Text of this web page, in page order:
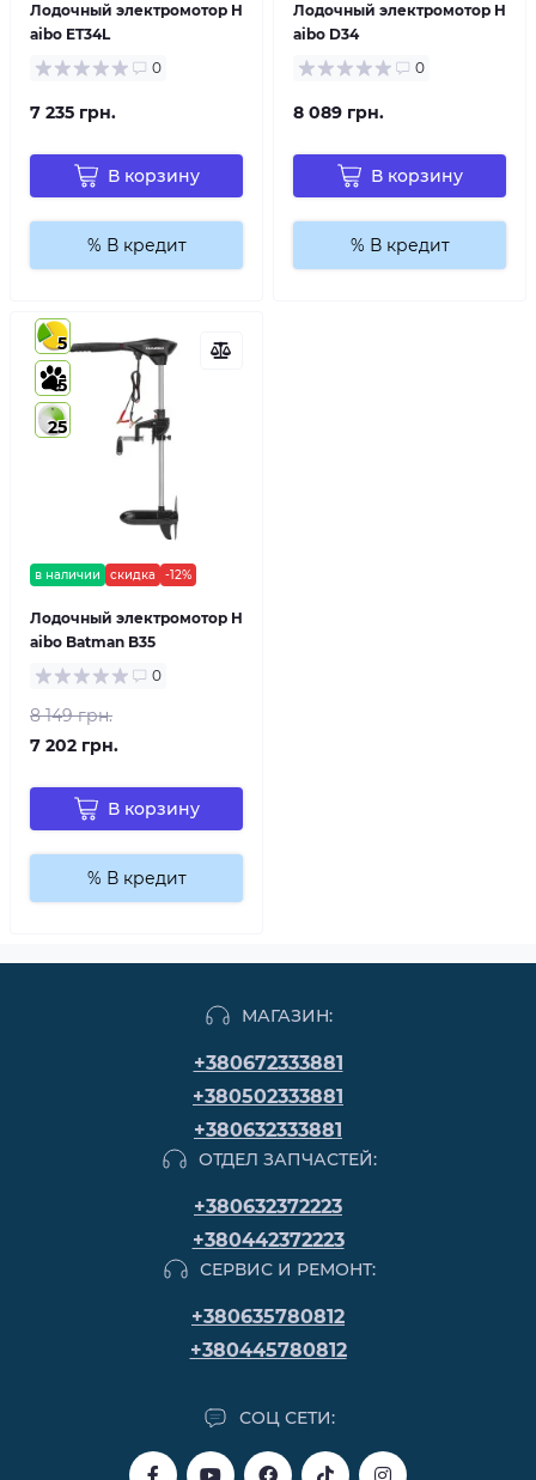
Лодочный электромотор H
aibo ET34L
0
7 235 грн.
В корзину
% В кредит
Лодочный электромотор H
aibo D34
0
8 089 грн.
В корзину
% В кредит
в наличии скидка -12%
Лодочный электромотор H
aibo Batman B35
5
5
25
0
8 149 грн.
7 202 грн.
В корзину
% В кредит
МАГАЗИН:
+380672333881
+380502333881
+380632333881
ОТДЕЛ ЗАПЧАСТЕЙ:
+380632372223
+380442372223
СЕРВИС И РЕМОНТ:
+380635780812
+380445780812
СОЦ СЕТИ: